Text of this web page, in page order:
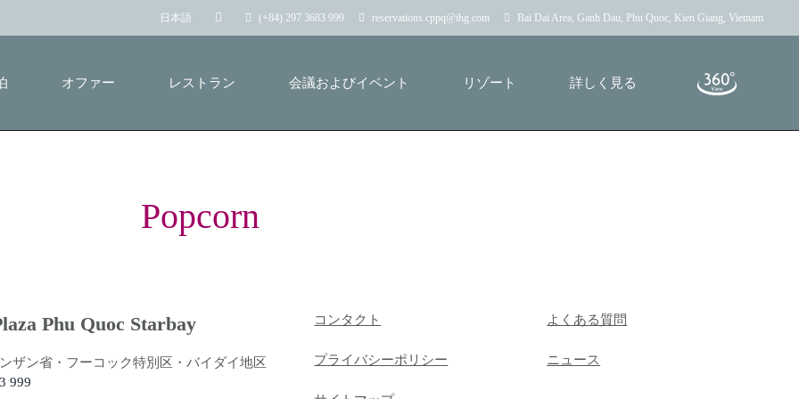
日本語 (+84) 297 3683 999 reservations.cppq@ihg.com Bai Dai Area, Ganh Dau, Phu Quoc, Kien Giang, Vietnam
オファー レストラン 会議およびイベント リゾート 詳しく見る
Popcorn
Phu Quoc Starbay
ザン省・フーコック特別区・バイダイ地区
999
コンタクト よくある質問
プライバシーポリシー ニュース